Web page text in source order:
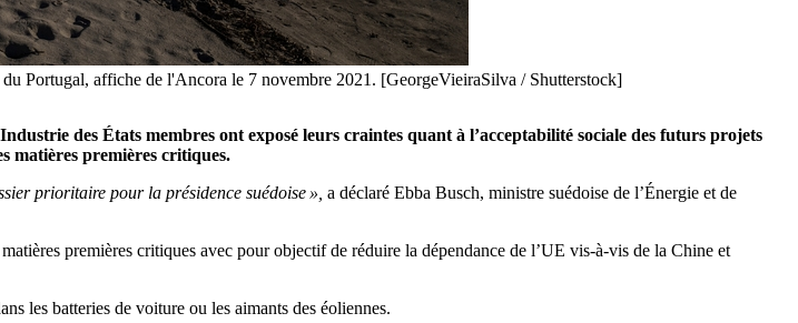
Portugal, affiche de l'Ancora le 7 novembre 2021. [GeorgeVieiraSilva / Shutterstock]
des États membres ont exposé leurs craintes quant à l’acceptabilité sociale des futurs projets
matières premières critiques.
prioritaire pour la présidence suédoise », a déclaré Ebba Busch, ministre suédoise de l’Énergie et de
premières critiques avec pour objectif de réduire la dépendance de l’UE vis-à-vis de la Chine et
les batteries de voiture ou les aimants des éoliennes.